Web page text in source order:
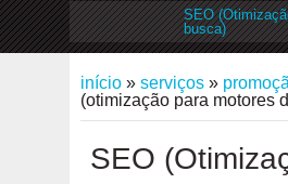
SEO
busca)
início » serviços »
(otimização para motores
SEO